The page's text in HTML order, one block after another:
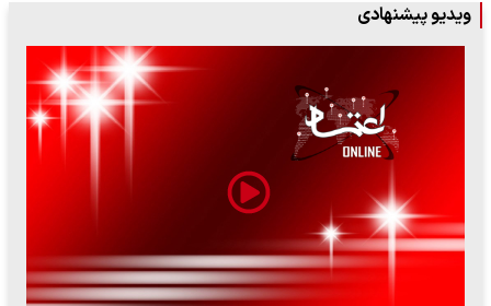
ویدیو پیشنهادی